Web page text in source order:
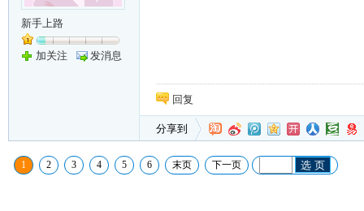
新手上路
加关注 发消息
回复
分享到
1 2 3 4 5 6 末页 下一页 选 页